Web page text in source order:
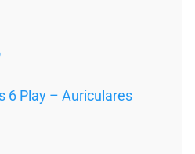
6 Play – Auriculares